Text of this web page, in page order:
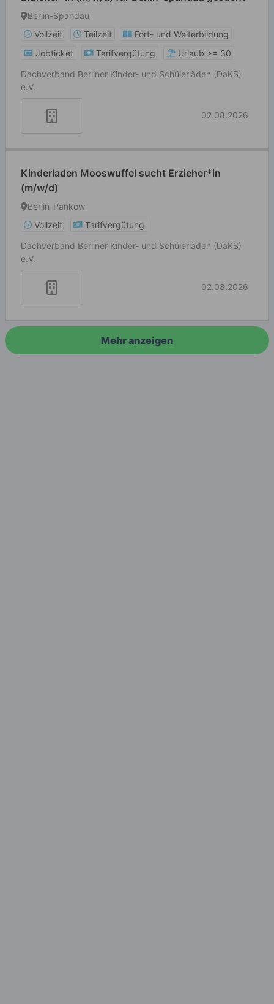
Berlin-Spandau
Vollzeit
Teilzeit
Fort- und Weiterbildung
Jobticket
Tarifvergütung
Urlaub >= 30
Dachverband Berliner Kinder- und Schülerläden (DaKS)
e.V.
02.08.2026
Kinderladen Mooswuffel sucht Erzieher*in
(m/w/d)
Berlin-Pankow
Vollzeit
Tarifvergütung
Dachverband Berliner Kinder- und Schülerläden (DaKS)
e.V.
02.08.2026
Mehr anzeigen